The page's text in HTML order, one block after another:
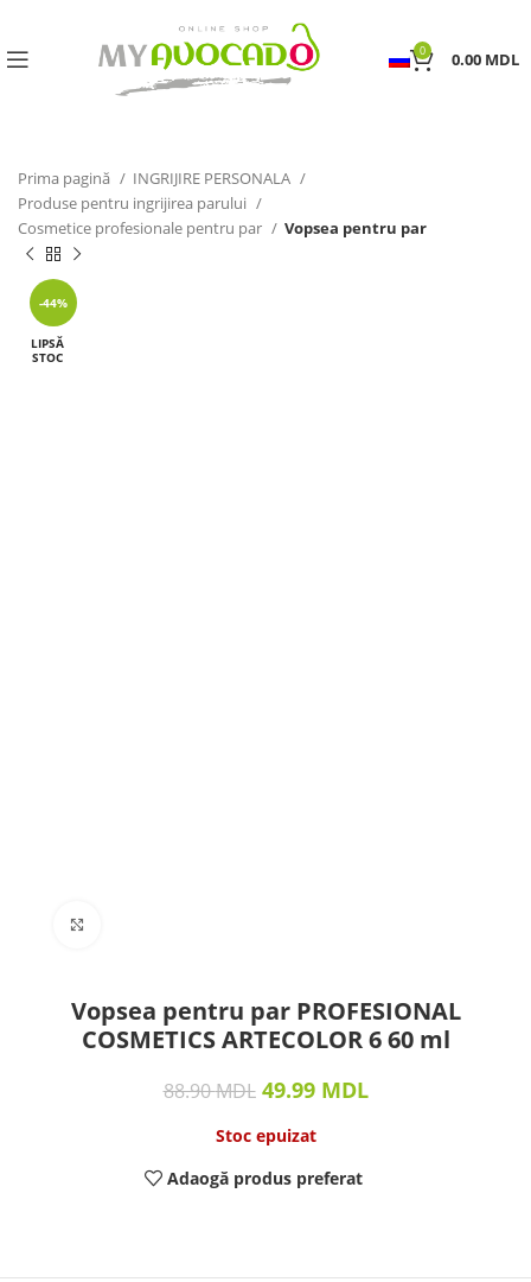
0 0.00 MDL
Prima pagină
INGRIJIRE PERSONALA
Produse pentru ingrijirea parului
Cosmetice profesionale pentru par
Vopsea pentru par
-44%
LIPSĂ
STOC
Vopsea pentru par PROFESIONAL
COSMETICS ARTECOLOR 6 60 ml
88.90MDL 49.99 MDL
Stoc epuizat
Adaogă produs preferat